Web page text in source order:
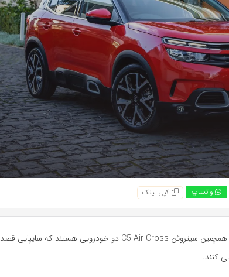
واتساپ کپی لینک
به گزارش اکو ایران، سیتروئن C4 X و همچنین سیتروئن C5 Air Cross دو خودرویی هستند که سایپایی قصد
کنند.